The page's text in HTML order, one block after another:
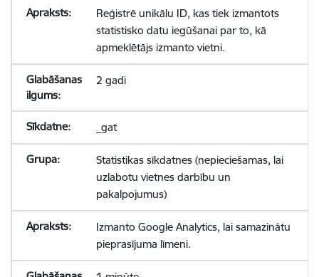
Reģistrē unikālu ID, kas tiek izmantots
statistisko datu iegūšanai par to, kā
apmeklētājs izmanto vietni.
2 gadi
_gat
Statistikas sīkdatnes (nepieciešamas, lai
uzlabotu vietnes darbību un
pakalpojumus)
Izmanto Google Analytics, lai samazinātu
pieprasījuma līmeni.